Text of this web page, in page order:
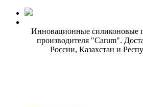
Инновационные силиконовые
производителя "Carum".
России, Казахстан и